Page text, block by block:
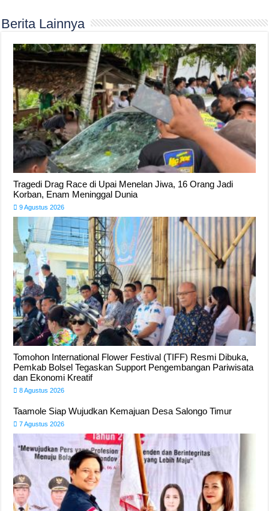
Berita Lainnya
Tragedi Drag Race di Upai Menelan Jiwa, 16 Orang Jadi
Korban, Enam Meninggal Dunia
9 Agustus 2026
Tomohon International Flower Festival (TIFF) Resmi Dibuka,
Pemkab Bolsel Tegaskan Support Pengembangan Pariwisata
dan Ekonomi Kreatif
8 Agustus 2026
Taamole Siap Wujudkan Kemajuan Desa Salongo Timur
7 Agustus 2026